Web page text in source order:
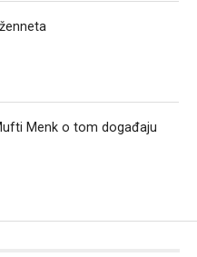
Menk o tom događaju